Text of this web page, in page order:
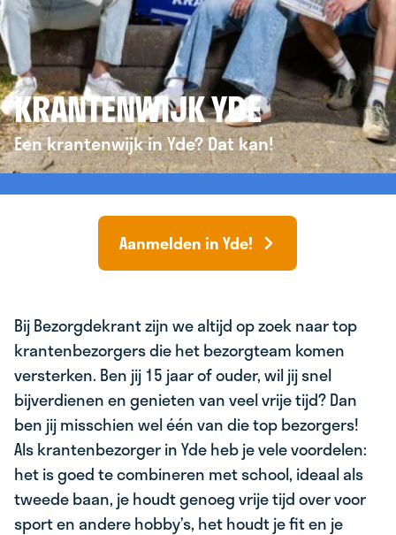
KRANTENWIJK YDE
Een krantenwijk in Yde? Dat kan!
Aanmelden in Yde!
Bij Bezorgdekrant zijn we altijd op zoek naar top
krantenbezorgers die het bezorgteam komen
versterken. Ben jij 15 jaar of ouder, wil jij snel
bijverdienen en genieten van veel vrije tijd? Dan
ben jij misschien wel één van die top bezorgers!
Als krantenbezorger in Yde heb je vele voordelen:
het is goed te combineren met school, ideaal als
tweede baan, je houdt genoeg vrije tijd over voor
sport en andere hobby’s, het houdt je fit en je